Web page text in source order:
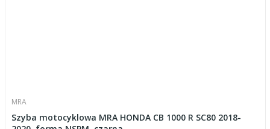
MRA
Szyba motocyklowa MRA HONDA CB 1000 R SC80 2018-